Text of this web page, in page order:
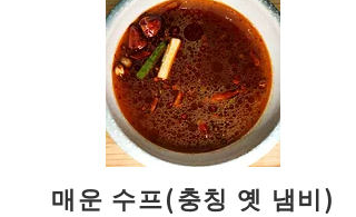
매운 수프(충칭 옛 냄비)